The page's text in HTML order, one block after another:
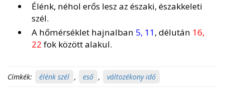
Élénk, néhol erős lesz az északi, északkeleti
szél.
A hőmérséklet hajnalban 5, 11, délután 16,
22 fok között alakul.
Címkék: élénk szél , eső , változékony idő